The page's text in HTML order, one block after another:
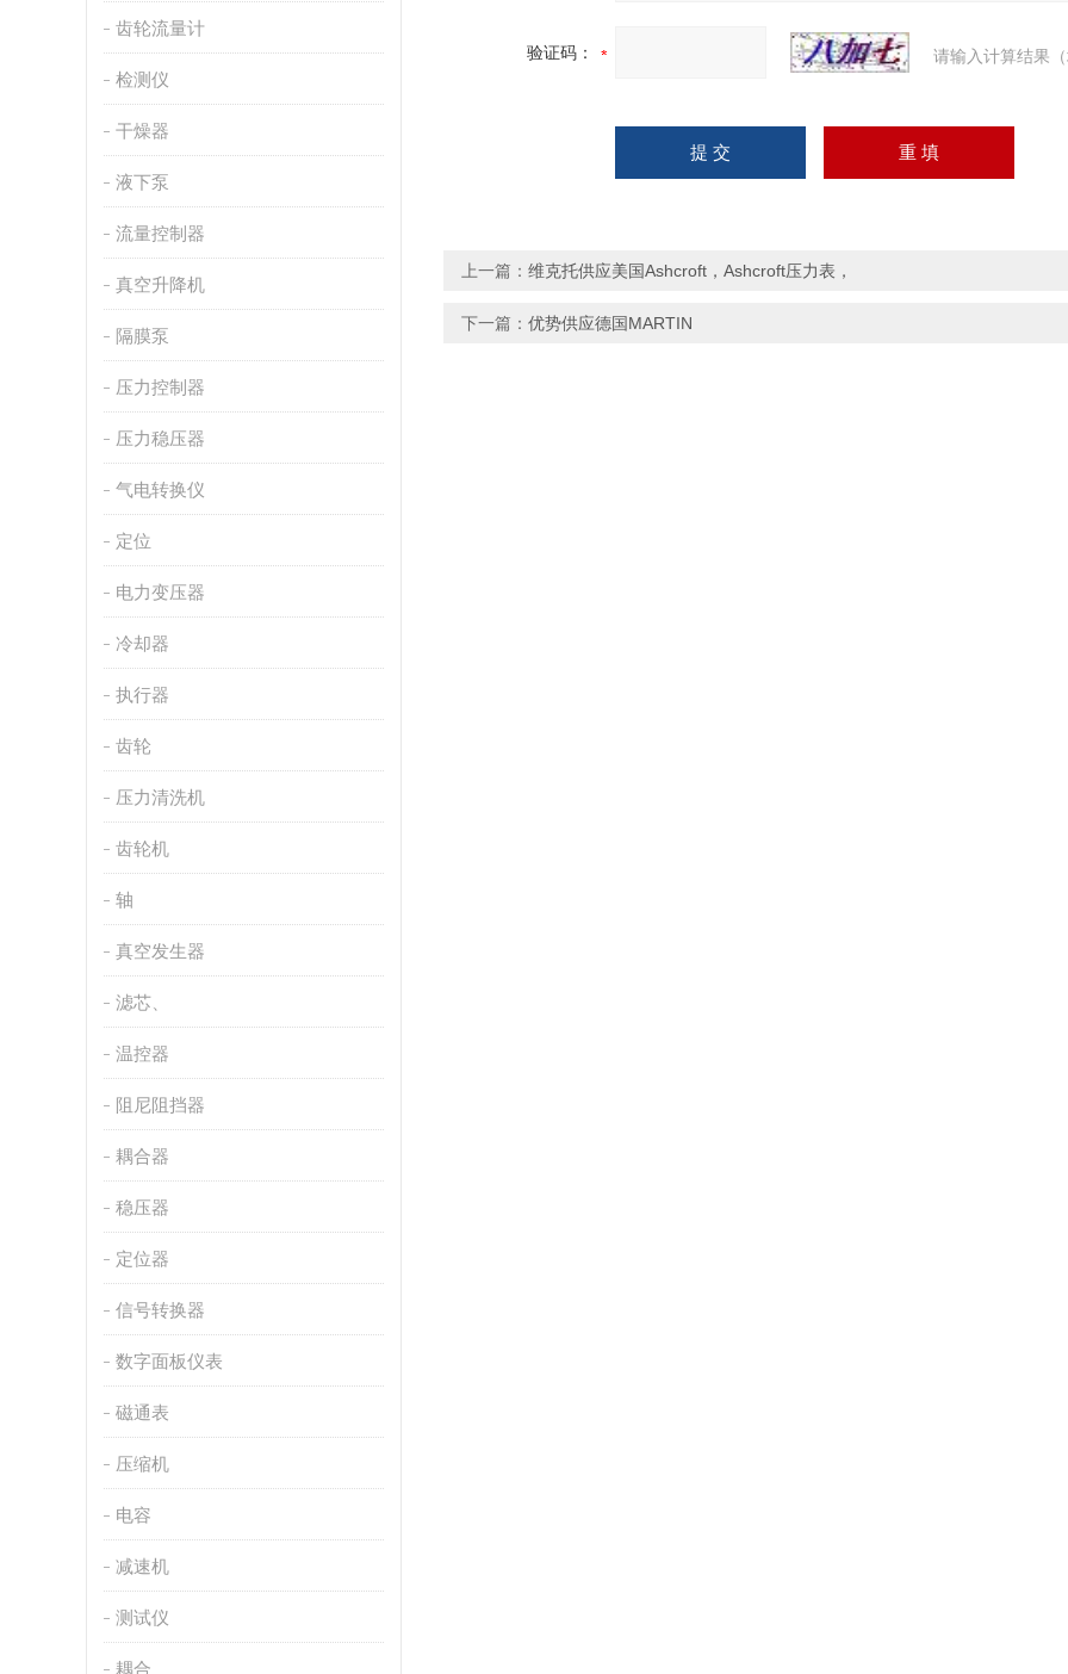
齿轮流量计
检测仪
干燥器
液下泵
流量控制器
真空升降机
隔膜泵
压力控制器
压力稳压器
气电转换仪
定位
电力变压器
冷却器
执行器
齿轮
压力清洗机
齿轮机
轴
真空发生器
滤芯、
温控器
阻尼阻挡器
耦合器
稳压器
定位器
信号转换器
数字面板仪表
磁通表
压缩机
电容
减速机
测试仪
耦合
验证码： 请输入计算结果
上一篇： 维克托供应美国Ashcroft，Ashcroft压力表，
下一篇： 优势供应德国MARTIN